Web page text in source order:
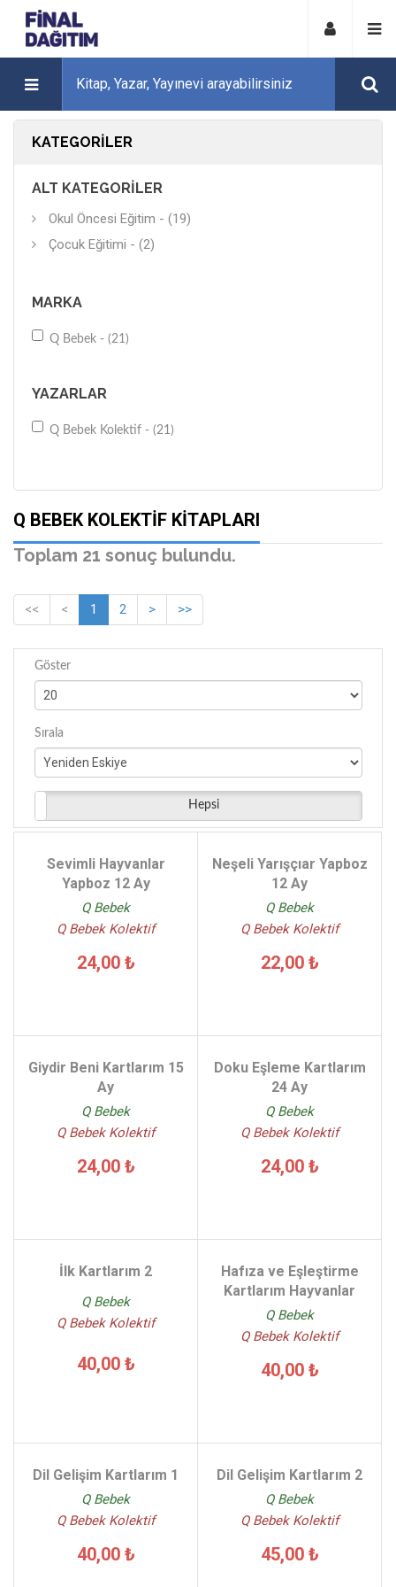
KATEGORILER
ALT KATEGORILER
Okul Öncesi Eğitim - (19)
Çocuk Eğitimi - (2)
MARKA
Q Bebek - (21)
YAZARLAR
Q Bebek Kolektif - (21)
Q BEBEK KOLEKTIF KITAPLARI
Toplam 21 sonuç bulundu.
<< < 1 2 > >>
Göster
Sırala
Hepsi
Sevimli Hayvanlar
Yapboz 12 Ay
Q Bebek
Q Bebek Kolektif
24,00 ₺
Neşeli Yarışçıar Yapboz
12 Ay
Q Bebek
Q Bebek Kolektif
22,00 ₺
Giydir Beni Kartlarım 15
Ay
Q Bebek
Q Bebek Kolektif
24,00 ₺
Doku Eşleme Kartlarım
24 Ay
Q Bebek
Q Bebek Kolektif
24,00 ₺
İlk Kartlarım 2
Q Bebek
Q Bebek Kolektif
40,00 ₺
Hafıza ve Eşleştirme
Kartlarım Hayvanlar
Q Bebek
Q Bebek Kolektif
40,00 ₺
Dil Gelişim Kartlarım 1
Q Bebek
Q Bebek Kolektif
40,00 ₺
Dil Gelişim Kartlarım 2
Q Bebek
Q Bebek Kolektif
45,00 ₺